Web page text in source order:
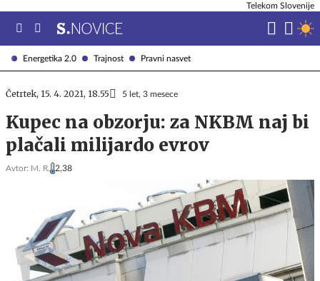
Energetika 2.0 Trajnost Pravni nasvet
Telekom Slovenije
Četrtek, 15. 4. 2021, 18.55 5 let, 3 mesece
Kupec na obzorju: za NKBM naj bi
plačali milijardo evrov
Avtor: M. R. 2,38